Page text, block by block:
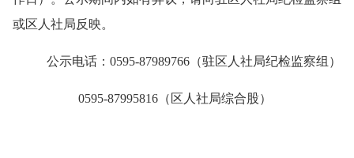
或区人社局反映。
公示电话： 0595-87989766（驻区人社局纪检监察组）
0595-87995816（区人社局综合股）